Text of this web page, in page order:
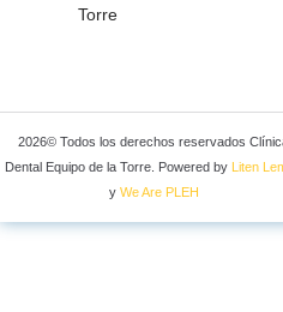
Torre
2026© Todos los derechos reservados
Dental Equipo de la Torre. Powered by Liten
y We Are PLEH